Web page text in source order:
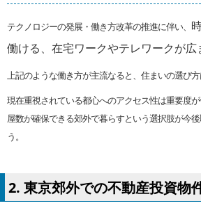
テクノロジーの発展・働き方改革の推進に伴い、
働ける、在宅ワークやテレワークが広
上記のような働き方が主流なると、住まいの選び
現在重視されている都心へのアクセス性は重要度
屋数が確保できる郊外で暮らすという選択肢が今
う。
2. 東京郊外での不動産投資物